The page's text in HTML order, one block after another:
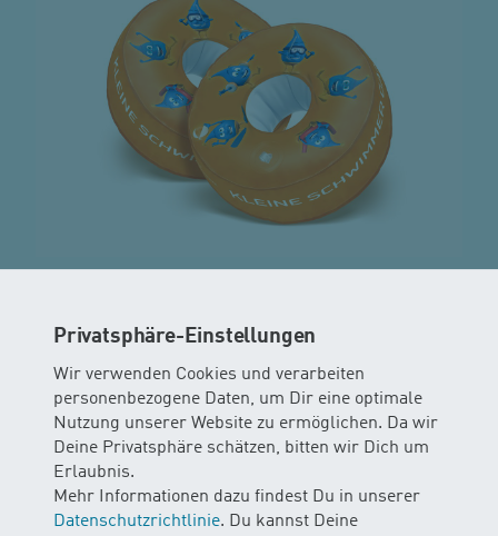
Privatsphäre-Einstellungen
Wir verwenden Cookies und verarbeiten
personenbezogene Daten, um Dir eine optimale
Nutzung unserer Website zu ermöglichen. Da wir
Deine Privatsphäre schätzen, bitten wir Dich um
Erlaubnis.
Mehr Informationen dazu findest Du in unserer
Datenschutzrichtlinie. Du kannst Deine